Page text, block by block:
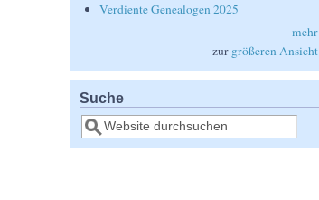
Verdiente Genealogen 2025
mehr
zur größeren Ansicht
Suche
Suche